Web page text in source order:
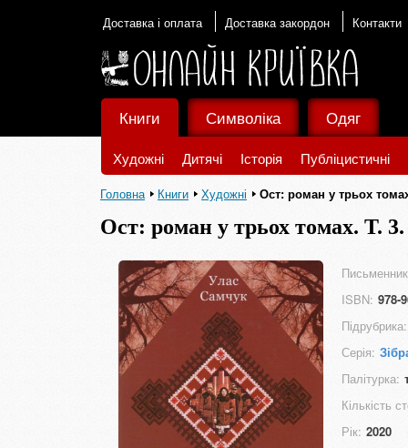
Доставка і оплата Доставка закордон Контакти
Книги
Художні Дитячі Історія Публіцистичні
Символіка Одяг
Головна Книги Художні Ост: роман у трьох
Ост: роман у трьох томах. Т. 3.
ISBN: 978-
Підрубрика:
Серія:
Палітурка:
Кількість
Рік: 2020